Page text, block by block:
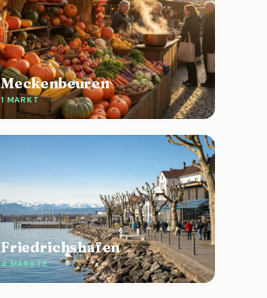
Meckenbeuren
1 MARKT
Friedrichshafen
4 MÄRKTE